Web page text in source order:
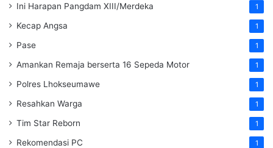
Ini Harapan Pangdam XIII/Merdeka 1
Kecap Angsa 1
Pase 1
Amankan Remaja berserta 16 Sepeda Motor 1
Polres Lhokseumawe 1
Resahkan Warga 1
Tim Star Reborn 1
Rekomendasi PC 1